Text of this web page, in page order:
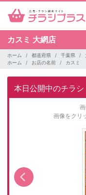
カスミ 大網店
ホーム 都道府県 千葉県
ホーム
お店の名前 カスミ
本日公開中のチラシ
画像をクリ